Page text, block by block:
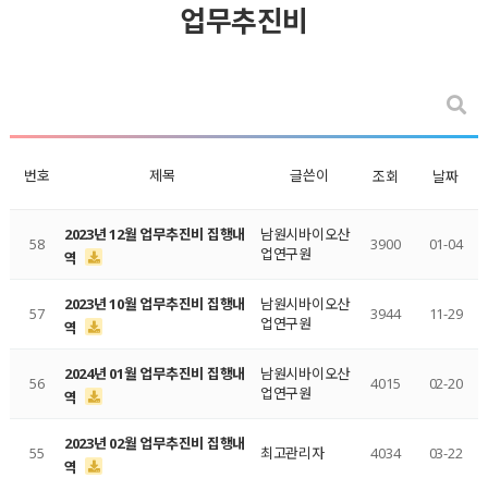
업무추진비
번호 제목 글쓴이 조회 날짜
58
2023년 12월 업무추진비 집행내
역
남원시바이오산
업연구원
3900 01-04
57
2023년 10월 업무추진비 집행내
역
남원시바이오산
업연구원
3944 11-29
56
2024년 01월 업무추진비 집행내
역
남원시바이오산
업연구원
4015 02-20
55
2023년 02월 업무추진비 집행내
역
최고관리자 4034 03-22